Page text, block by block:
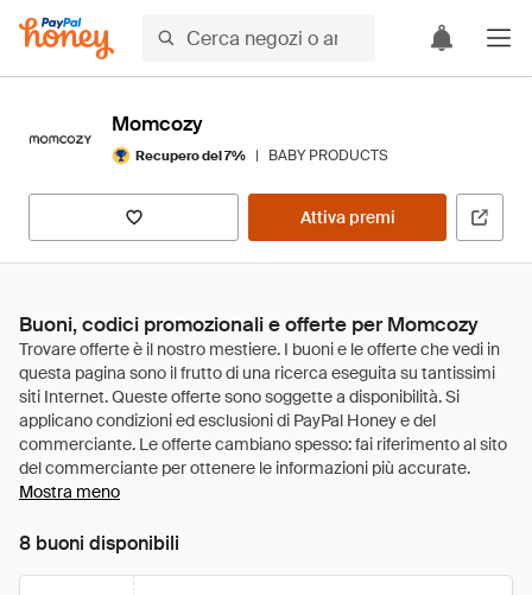
Momcozy
Recupero del 7% | BABY PRODUCTS
Attiva premi
Buoni, codici promozionali e offerte per Momcozy
Mostra meno
8 buoni disponibili